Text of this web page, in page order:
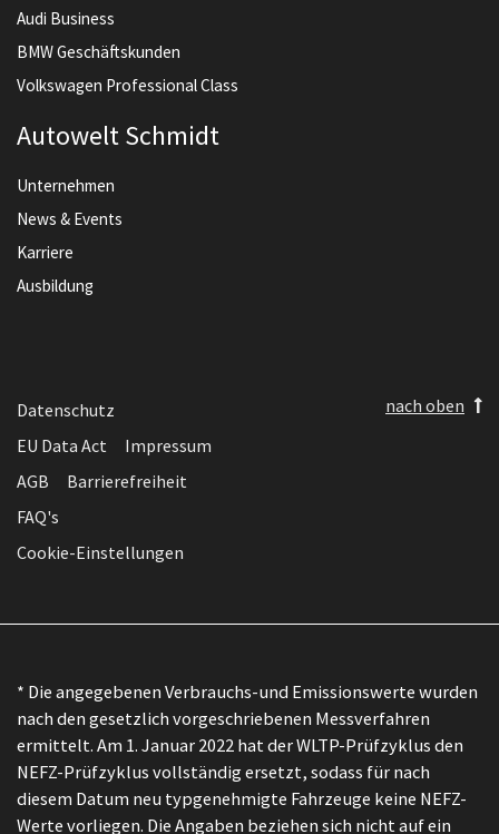
Audi Business
BMW Geschäftskunden
Volkswagen Professional Class
Autowelt Schmidt
Unternehmen
News & Events
Karriere
Ausbildung
Datenschutz
EU Data Act
Impressum
AGB
Barrierefreiheit
FAQ's
Cookie-Einstellungen
nach oben
* Die angegebenen Verbrauchs-und Emissionswerte wurden
nach den gesetzlich vorgeschriebenen Messverfahren
ermittelt. Am 1. Januar 2022 hat der WLTP-Prüfzyklus den
NEFZ-Prüfzyklus vollständig ersetzt, sodass für nach
diesem Datum neu typgenehmigte Fahrzeuge keine NEFZ-
Werte vorliegen. Die Angaben beziehen sich nicht auf ein